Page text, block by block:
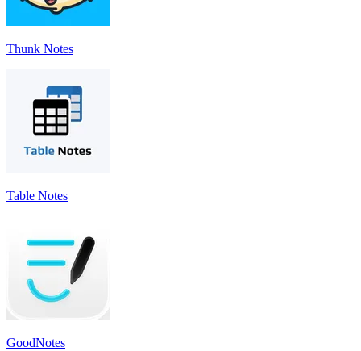
Thunk Notes
Table Notes
GoodNotes